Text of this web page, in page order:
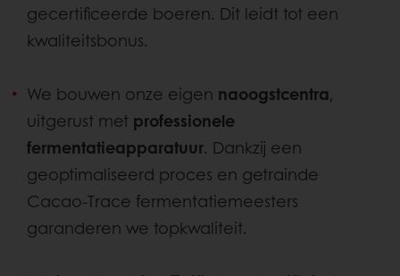
gecertificeerde boeren. Dit leidt tot een
kwaliteitsbonus.
We bouwen onze eigen naoogstcentra,
uitgerust met professionele
fermentatieapparatuur. Dankzij een
geoptimaliseerd proces en getrainde
Cacao-Trace fermentatiemeesters
garanderen we topkwaliteit.